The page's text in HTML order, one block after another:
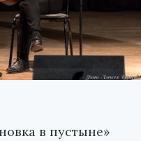
в пустыне»